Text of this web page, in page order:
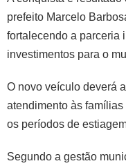
prefeito Marcelo
fortalecendo a parceria
investimentos para o
O novo veículo deverá
atendimento às
os períodos de
Segundo a gestão